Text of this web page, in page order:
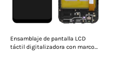
Ensamblaje de pantalla LCD
táctil digitalizadora con marco